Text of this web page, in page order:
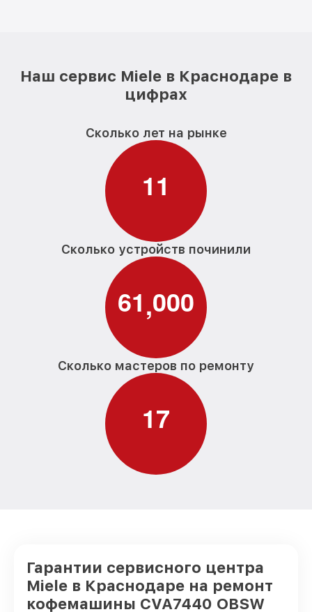
Наш сервис Miele в Краснодаре в
цифрах
Сколько лет на рынке
11
Сколько устройств починили
61,000
Сколько мастеров по ремонту
17
Гарантии сервисного центра
Miele в Краснодаре на ремонт
кофемашины CVA7440 OBSW